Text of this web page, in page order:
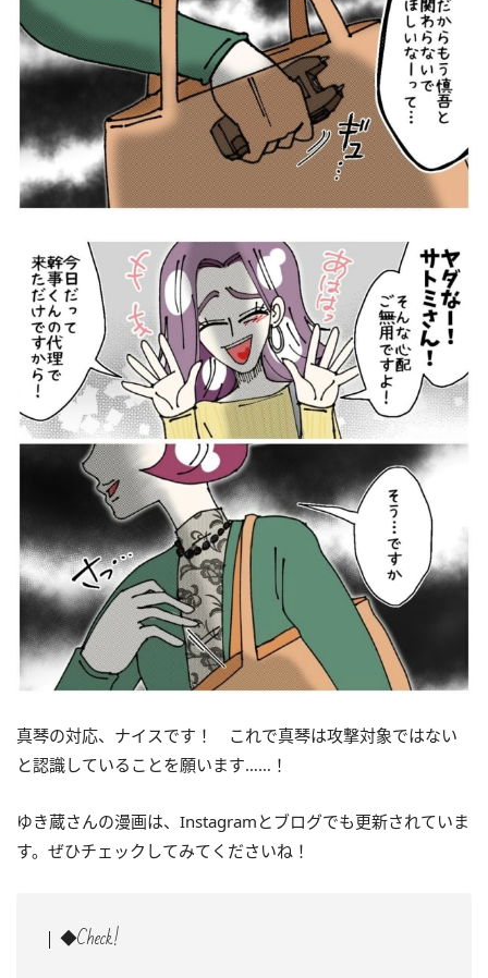
真琴の対応、ナイスです！ これで真琴は攻撃対象ではない
と認識していることを願います……！
ゆき蔵さんの漫画は、Instagramとブログでも更新されていま
す。ぜひチェックしてみてくださいね！
◆Check!